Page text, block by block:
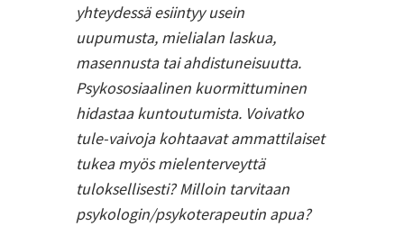
yhteydessä esiintyy usein
uupumusta, mielialan laskua,
masennusta tai ahdistuneisuutta.
Psykososiaalinen kuormittuminen
hidastaa kuntoutumista. Voivatko
tule-vaivoja kohtaavat ammattilaiset
tukea myös mielenterveyttä
tuloksellisesti? Milloin tarvitaan
psykologin/psykoterapeutin apua?